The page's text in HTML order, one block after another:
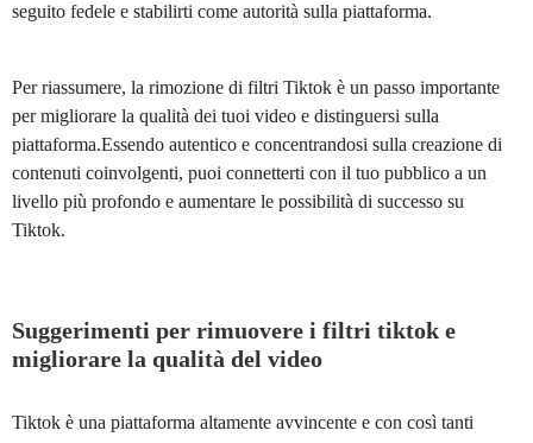
seguito fedele e stabilirti come autorità sulla piattaforma.
Per riassumere, la rimozione di filtri Tiktok è un passo importante
per migliorare la qualità dei tuoi video e distinguersi sulla
piattaforma.Essendo autentico e concentrandosi sulla creazione di
contenuti coinvolgenti, puoi connetterti con il tuo pubblico a un
livello più profondo e aumentare le possibilità di successo su
Tiktok.
Suggerimenti per rimuovere i filtri tiktok e
migliorare la qualità del video
Tiktok è una piattaforma altamente avvincente e con così tanti